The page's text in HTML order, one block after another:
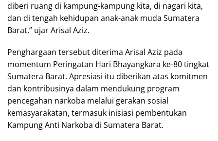
diberi ruang di kampung-kampung kita, di nagari kita,
dan di tengah kehidupan anak-anak muda Sumatera
Barat,” ujar Arisal Aziz.
Penghargaan tersebut diterima Arisal Aziz pada
momentum Peringatan Hari Bhayangkara ke-80 tingkat
Sumatera Barat. Apresiasi itu diberikan atas komitmen
dan kontribusinya dalam mendukung program
pencegahan narkoba melalui gerakan sosial
kemasyarakatan, termasuk inisiasi pembentukan
Kampung Anti Narkoba di Sumatera Barat.